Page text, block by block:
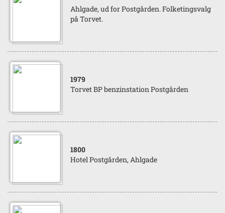
Ahlgade, ud for Postgården. Folketingsvalg
på Torvet.
1979
Torvet BP benzinstation Postgården
1800
Hotel Postgården, Ahlgade